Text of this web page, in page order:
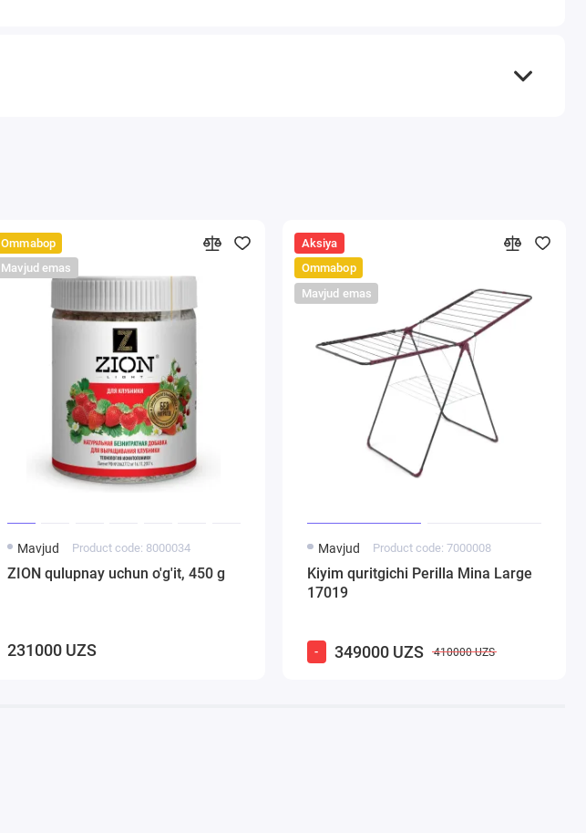
Ommabop
Mavjud emas
Mavjud Product code: 8000034
ZION qulupnay uchun o'g'it, 450 g
231000 UZS
Aksiya
Ommabop
Mavjud emas
Mavjud Product code: 7000008
Kiyim quritgichi Perilla Mina Large
17019
- 349000 UZS 410000 UZS